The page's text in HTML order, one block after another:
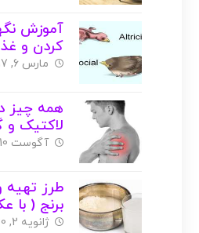
آموزش
کردن و
تمامی
مارس 6, 2017
همه چیز
لاکتیک
درمان (
آگوست 10, 2017
طرز تهیه
برنج ( با
ژانویه 2, 2020